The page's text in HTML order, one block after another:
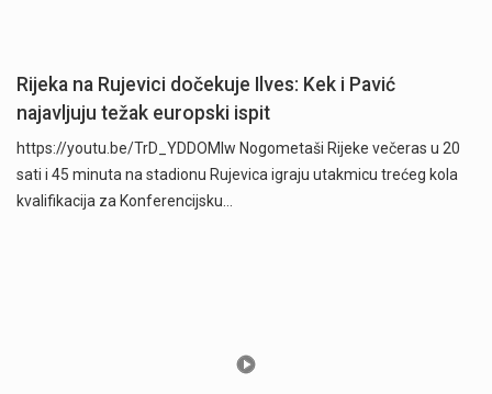
Rijeka na Rujevici dočekuje Ilves: Kek i Pavić
najavljuju težak europski ispit
https://youtu.be/TrD_YDDOMIw Nogometaši Rijeke večeras u 20
sati i 45 minuta na stadionu Rujevica igraju utakmicu trećeg kola
kvalifikacija za Konferencijsku…